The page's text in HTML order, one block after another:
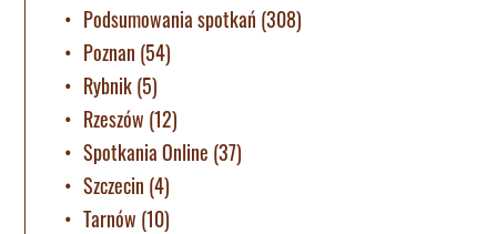
Podsumowania spotkań (308)
Poznan (54)
Rybnik(5)
Rzeszów (12)
Spotkania Online (37)
Szczecin (4)
Tarnów (10)